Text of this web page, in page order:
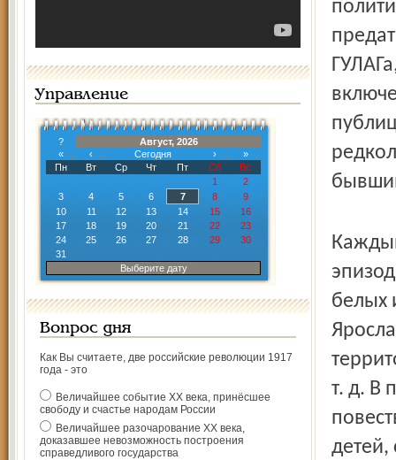
Управление
?
Август, 2026
«
‹ Сегодня ›
»
Пн
Вт Ср Чт Пт Сб
Вс
1
2
3
4 5 6 7 8
9
10
11 12 13 14 15
16
17
18 19 20 21 22
23
24
25 26 27 28 29
30
31
Выберите дату
Вопрос дня
Как Вы считаете, две российские революции 1917
года - это
Величайшее событие ХХ века, принёсшее
свободу и счастье народам России
Величайшее разочарование ХХ века,
доказавшее невозможность построения
справедливого государства
белых
т. д. В
детей,